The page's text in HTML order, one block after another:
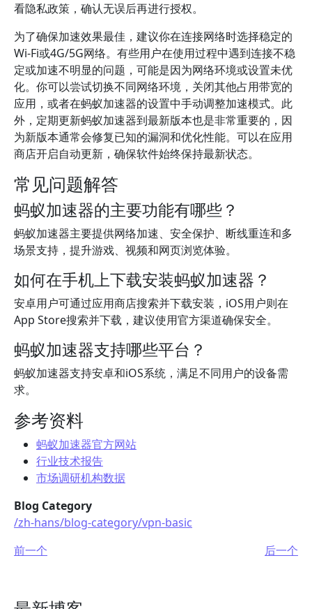
看隐私政策，确认无误后再进行授权。
为了确保加速效果最佳，建议你在连接网络时选择稳定的
Wi-Fi或4G/5G网络。有些用户在使用过程中遇到连接不稳
定或加速不明显的问题，可能是因为网络环境或设置未优
化。你可以尝试切换不同网络环境，关闭其他占用带宽的
应用，或者在蚂蚁加速器的设置中手动调整加速模式。此
外，定期更新蚂蚁加速器到最新版本也是非常重要的，因
为新版本通常会修复已知的漏洞和优化性能。可以在应用
商店开启自动更新，确保软件始终保持最新状态。
常见问题解答
蚂蚁加速器的主要功能有哪些？
蚂蚁加速器主要提供网络加速、安全保护、断线重连和多
场景支持，提升游戏、视频和网页浏览体验。
如何在手机上下载安装蚂蚁加速器？
安卓用户可通过应用商店搜索并下载安装，iOS用户则在
App Store搜索并下载，建议使用官方渠道确保安全。
蚂蚁加速器支持哪些平台？
蚂蚁加速器支持安卓和iOS系统，满足不同用户的设备需
求。
参考资料
蚂蚁加速器官方网站
行业技术报告
市场调研机构数据
Blog Category
/zh-hans/blog-category/vpn-basic
前一个
后一个